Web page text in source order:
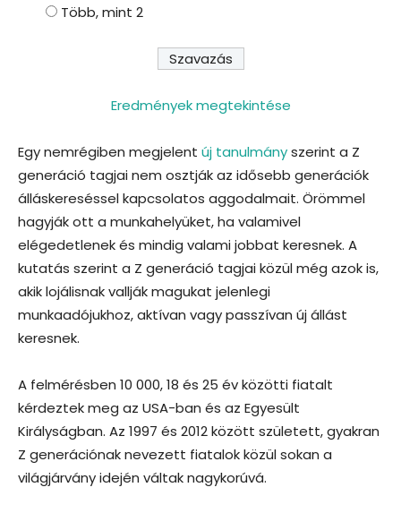
Több, mint 2
Eredmények megtekintése
Egy nemrégiben megjelent új tanulmányszerint a Z
generáció tagjai nem osztják az idősebb generációk
álláskereséssel kapcsolatos aggodalmait. Örömmel
hagyják ott a munkahelyüket, ha valamivel
elégedetlenek és mindig valami jobbat keresnek. A
kutatás szerint a Z generáció tagjai közül még azok is,
akik lojálisnak vallják magukat jelenlegi
munkaadójukhoz, aktívan vagy passzívan új állást
keresnek.
A felmérésben 10 000, 18 és 25 év közötti fiatalt
kérdeztek meg az USA-ban és az Egyesült
Királyságban. Az 1997 és 2012 között született, gyakran
Z generációnak nevezett fiatalok közül sokan a
világjárvány idején váltak nagykorúvá.